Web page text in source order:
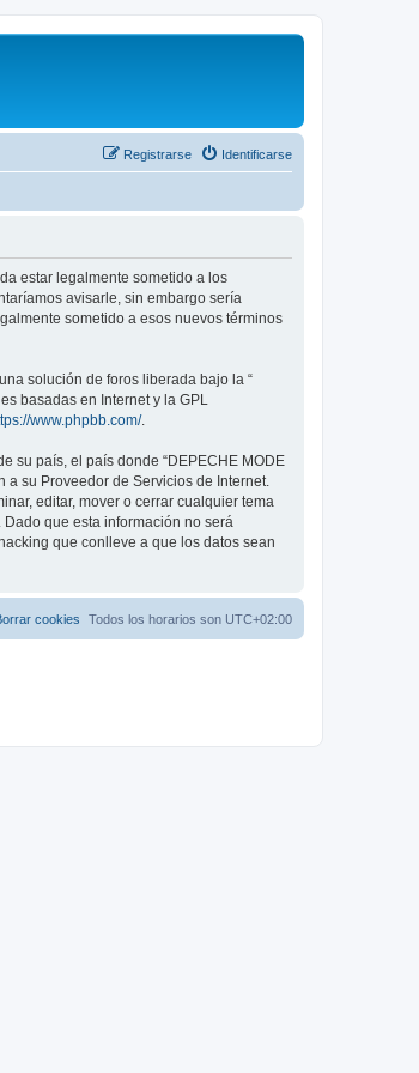
Identificarse
Registrarse
estar legalmente sometido a los
avisarle, sin embargo sería
sometido a esos nuevos términos
solución de foros liberada bajo la “
basadas en Internet y la GPL
www.phpbb.com/.
su país, el país donde “DEPECHE MODE
su Proveedor de Servicios de Internet.
editar, mover o cerrar cualquier tema
que esta información no será
que conlleve a que los datos sean
Todos los horarios son UTC+02:00
cookies